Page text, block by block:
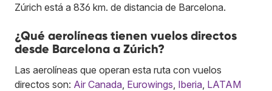
Zúrich está a 836 km. de distancia de Barcelona.
¿Qué aerolíneas tienen vuelos directos
desde Barcelona a Zúrich?
Las aerolíneas que operan esta ruta con vuelos
directos son: Air Canada Eurowings Iberia LATAM